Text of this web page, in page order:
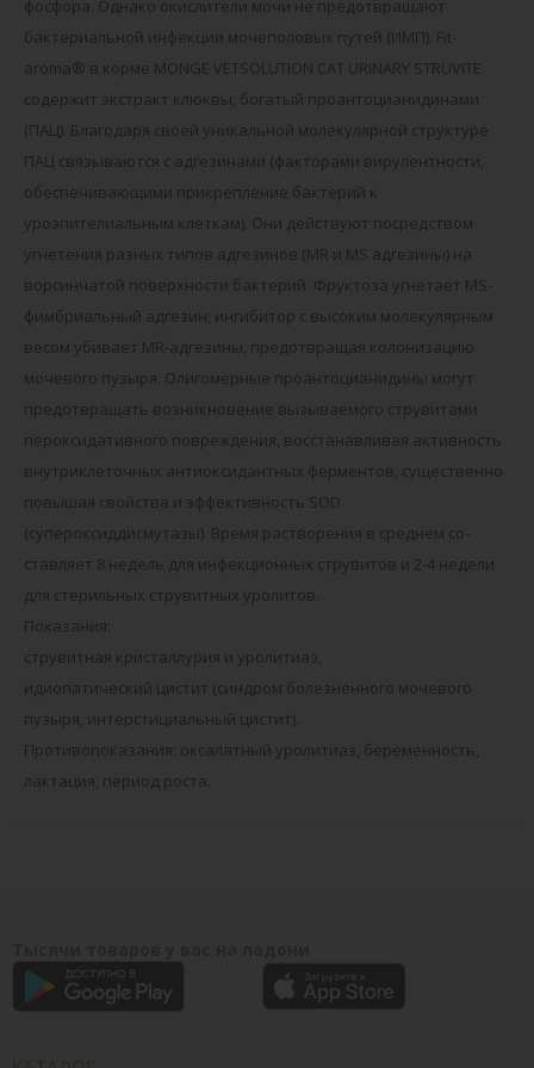
фосфора. Однако окислители мочи не предотвращают
бактериальной инфекции мочеполовых путей (ИМП). Fit-
aroma® в корме MONGE VETSOLUTION CAT URINARY STRUVITE
содержит экстракт клюквы, богатый проантоцианидинами
(ПАЦ). Благодаря своей уникальной молекулярной структуре
ПАЦ связываются с адгезинами (факторами вирулентности,
обеспечивающими прикрепление бактерий к
уроэпителиальным клеткам). Они действуют посредством
угнетения разных типов адгезинов (MR и MS адгезины) на
ворсинчатой поверхности бактерий. Фруктоза угнетает MS-
фимбриальный адгезин; ингибитор с высоким молекулярным
весом убивает MR-адгезины, предотвращая колонизацию
мочевого пузыря. Олигомерные проантоцианидины могут
предотвращать возникновение вызываемого струвитами
пероксидативного повреждения, восстанавливая активность
внутриклеточных антиоксидантных ферментов, существенно
повышая свойства и эффективность SOD
(супероксиддисмутазы). Время растворения в среднем со-
ставляет 8 недель для инфекционных струвитов и 2-4 недели
для стерильных струвитных уролитов.
Показания:
струвитная кристаллурия и уролитиаз,
идиопатический цистит (синдром болезненного мочевого
пузыря, интерстициальный цистит).
Противопоказания: оксалатный уролитиаз, беременность,
лактация, период роста.